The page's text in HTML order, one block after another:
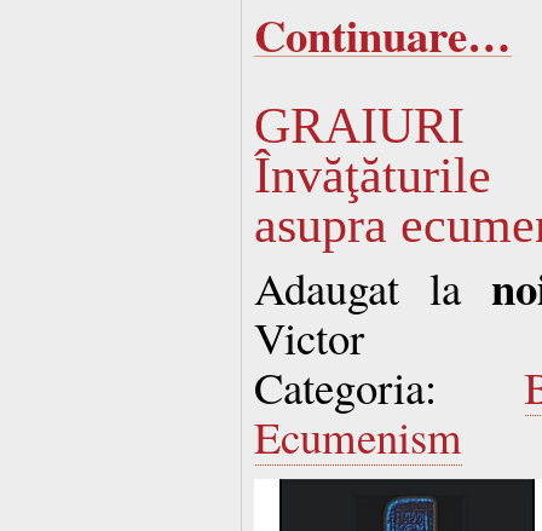
Continuare…
GRAIURI
asupra
Adaugat la
Victor
Categoria:
Ecumenism